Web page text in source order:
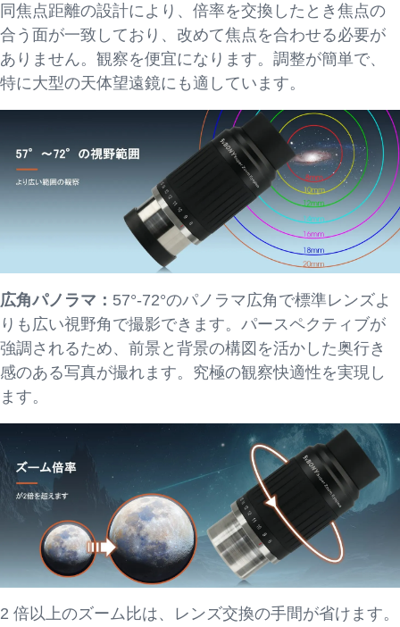
同焦点距離の設計により、倍率を交換したとき焦点の
合う面が一致しており、改めて焦点を合わせる必要が
ありません。観察を便宜になります。調整が簡単で、
特に大型の天体望遠鏡にも適しています。
広角パノラマ： 57°-72°のパノラマ広角で標準レンズよ
りも広い視野角で撮影できます。パースペクティブが
強調されるため、前景と背景の構図を活かした奥行き
感のある写真が撮れます。究極の観察快適性を実現し
ます。
2 倍以上のズーム比は、レンズ交換の手間が省けます。